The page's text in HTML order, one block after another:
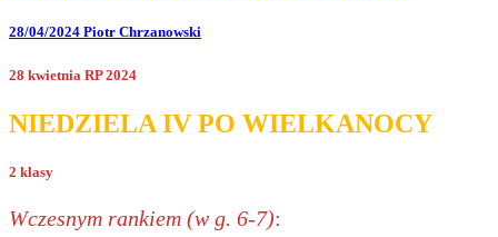
28/04/2024 Piotr Chrzanowski
28 kwietnia RP 2024
NIEDZIELA IV PO WIELKANOCY
2 klasy
Wczesnym rankiem (w g. 6-7):